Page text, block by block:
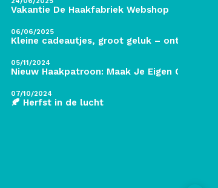
Vakantie De Haakfabriek Webshop
06/06/2025
Kleine cadeautjes, groot geluk – ontdek de
05/11/2024
Nieuw Haakpatroon: Maak Je Eigen Gave
07/10/2024
🍂 Herfst in de lucht